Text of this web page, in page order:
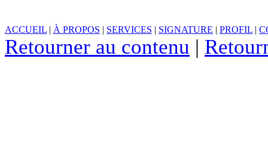
ACCUEIL À PROPOS SERVICES SIGNATURE PROFIL
Retourner au contenu |